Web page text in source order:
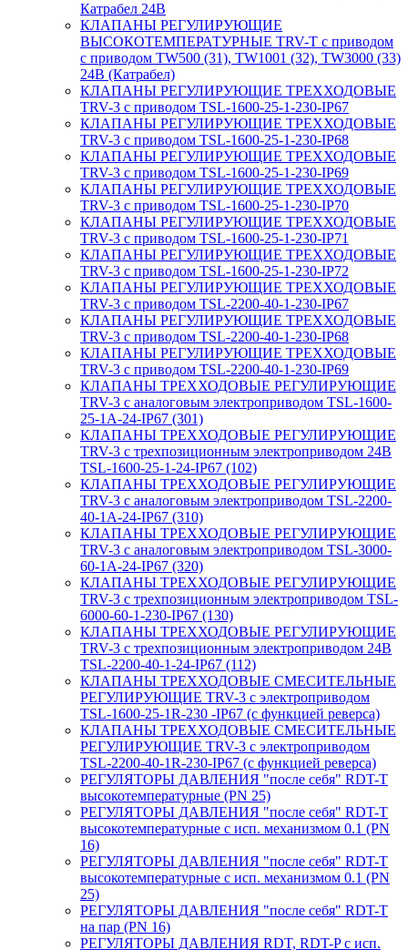
Катрабел 24В
КЛАПАНЫ РЕГУЛИРУЮЩИЕ
ВЫСОКОТЕМПЕРАТУРНЫЕ TRV-T с приводом
с приводом TW500 (31), TW1001 (32), TW3000 (33)
24В (Катрабел)
КЛАПАНЫ РЕГУЛИРУЮЩИЕ ТРЕХХОДОВЫЕ
TRV-3 с приводом TSL-1600-25-1-230-IP67
КЛАПАНЫ РЕГУЛИРУЮЩИЕ ТРЕХХОДОВЫЕ
TRV-3 с приводом TSL-1600-25-1-230-IP68
КЛАПАНЫ РЕГУЛИРУЮЩИЕ ТРЕХХОДОВЫЕ
TRV-3 с приводом TSL-1600-25-1-230-IP69
КЛАПАНЫ РЕГУЛИРУЮЩИЕ ТРЕХХОДОВЫЕ
TRV-3 с приводом TSL-1600-25-1-230-IP70
КЛАПАНЫ РЕГУЛИРУЮЩИЕ ТРЕХХОДОВЫЕ
TRV-3 с приводом TSL-1600-25-1-230-IP71
КЛАПАНЫ РЕГУЛИРУЮЩИЕ ТРЕХХОДОВЫЕ
TRV-3 с приводом TSL-1600-25-1-230-IP72
КЛАПАНЫ РЕГУЛИРУЮЩИЕ ТРЕХХОДОВЫЕ
TRV-3 с приводом TSL-2200-40-1-230-IP67
КЛАПАНЫ РЕГУЛИРУЮЩИЕ ТРЕХХОДОВЫЕ
TRV-3 с приводом TSL-2200-40-1-230-IP68
КЛАПАНЫ РЕГУЛИРУЮЩИЕ ТРЕХХОДОВЫЕ
TRV-3 с приводом TSL-2200-40-1-230-IP69
КЛАПАНЫ ТРЕХХОДОВЫЕ РЕГУЛИРУЮЩИЕ
TRV-3 с аналоговым электроприводом TSL-1600-
25-1А-24-IP67 (301)
КЛАПАНЫ ТРЕХХОДОВЫЕ РЕГУЛИРУЮЩИЕ
TRV-3 с трехпозиционным электроприводом 24В
TSL-1600-25-1-24-IP67 (102)
КЛАПАНЫ ТРЕХХОДОВЫЕ РЕГУЛИРУЮЩИЕ
TRV-3 с аналоговым электроприводом TSL-2200-
40-1А-24-IP67 (310)
КЛАПАНЫ ТРЕХХОДОВЫЕ РЕГУЛИРУЮЩИЕ
TRV-3 с аналоговым электроприводом TSL-3000-
60-1А-24-IP67 (320)
КЛАПАНЫ ТРЕХХОДОВЫЕ РЕГУЛИРУЮЩИЕ
TRV-3 с трехпозиционным электроприводом TSL-
6000-60-1-230-IP67 (130)
КЛАПАНЫ ТРЕХХОДОВЫЕ РЕГУЛИРУЮЩИЕ
TRV-3 с трехпозиционным электроприводом 24В
TSL-2200-40-1-24-IP67 (112)
КЛАПАНЫ ТРЕХХОДОВЫЕ СМЕСИТЕЛЬНЫЕ
РЕГУЛИРУЮЩИЕ TRV-3 с электроприводом
TSL-1600-25-1R-230 -IP67 (с функцией реверса)
КЛАПАНЫ ТРЕХХОДОВЫЕ СМЕСИТЕЛЬНЫЕ
РЕГУЛИРУЮЩИЕ TRV-3 с электроприводом
TSL-2200-40-1R-230-IP67 (с функцией реверса)
РЕГУЛЯТОРЫ ДАВЛЕНИЯ "после себя" RDT-T
высокотемпературные (PN 25)
РЕГУЛЯТОРЫ ДАВЛЕНИЯ "после себя" RDT-T
высокотемпературные с исп. механизмом 0.1 (PN
16)
РЕГУЛЯТОРЫ ДАВЛЕНИЯ "после себя" RDT-T
высокотемпературные с исп. механизмом 0.1 (PN
25)
РЕГУЛЯТОРЫ ДАВЛЕНИЯ "после себя" RDT-T
на пар (PN 16)
РЕГУЛЯТОРЫ ДАВЛЕНИЯ RDT, RDT-P с исп.